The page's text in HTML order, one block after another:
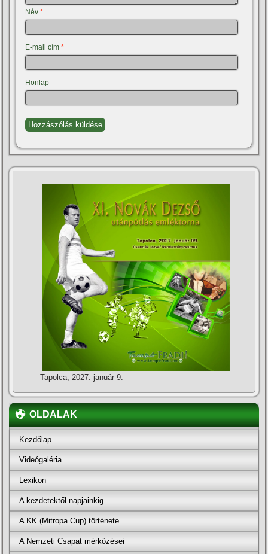
Név*
E-mail cím*
Honlap
Tapolca, 2027. január 9.
OLDALAK
Kezdőlap
Videógaléria
Lexikon
A kezdetektől napjainkig
A KK (Mitropa Cup) története
A Nemzeti Csapat mérkőzései